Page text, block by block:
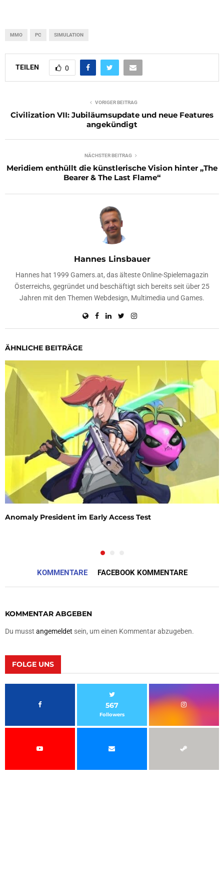
MMO PC SIMULATION
TEILEN 0
VORIGER BEITRAG
Civilization VII: Jubiläumsupdate und neue Features
angekündigt
NÄCHSTER BEITRAG
Meridiem enthüllt die künstlerische Vision hinter „The
Bearer & The Last Flame“
Hannes Linsbauer
Hannes hat 1999 Gamers.at, das älteste Online-Spielemagazin
Österreichs, gegründet und beschäftigt sich bereits seit über 25
Jahren mit den Themen Webdesign, Multimedia und Games.
ÄHNLICHE BEITRÄGE
Anomaly President im Early Access Test
KOMMENTARE FACEBOOK KOMMENTARE
KOMMENTAR ABGEBEN
Du musst angemeldet sein, um einen Kommentar abzugeben.
FOLGE UNS
567
Followers